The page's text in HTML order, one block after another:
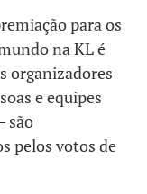
para os
na KL é
organizadores
e equipes
são
pelos votos de